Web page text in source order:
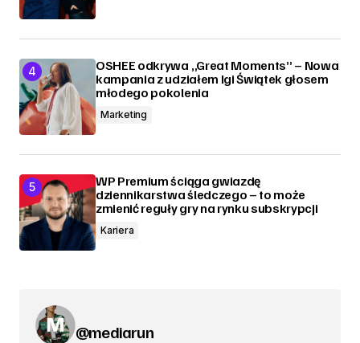
OSHEE odkrywa „Great Moments” – Nowa
kampania z udziałem Igi Świątek głosem
młodego pokolenia
Marketing
WP Premium ściąga gwiazdę
dziennikarstwa śledczego – to może
zmienić reguły gry na rynku subskrypcji
Kariera
@mediarun